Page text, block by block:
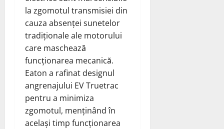
la zgomotul transmisiei din
cauza absenței sunetelor
tradiționale ale motorului
care maschează
funcționarea mecanică.
Eaton a rafinat designul
angrenajului EV Truetrac
pentru a minimiza
zgomotul, menținând în
același timp funcționarea